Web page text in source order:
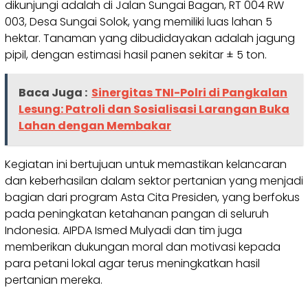
dikunjungi adalah di Jalan Sungai Bagan, RT 004 RW
003, Desa Sungai Solok, yang memiliki luas lahan 5
hektar. Tanaman yang dibudidayakan adalah jagung
pipil, dengan estimasi hasil panen sekitar ± 5 ton.
Baca Juga : Sinergitas TNI-Polri di Pangkalan
Lesung: Patroli dan Sosialisasi Larangan Buka
Lahan dengan Membakar
Kegiatan ini bertujuan untuk memastikan kelancaran
dan keberhasilan dalam sektor pertanian yang menjadi
bagian dari program Asta Cita Presiden, yang berfokus
pada peningkatan ketahanan pangan di seluruh
Indonesia. AIPDA Ismed Mulyadi dan tim juga
memberikan dukungan moral dan motivasi kepada
para petani lokal agar terus meningkatkan hasil
pertanian mereka.